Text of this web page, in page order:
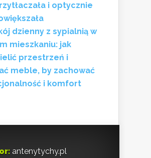
i optycznie
dzienny z sypialnią w
mieszkaniu: jak
przestrzeń i
meble, by zachować
i komfort
antenytychy.pl